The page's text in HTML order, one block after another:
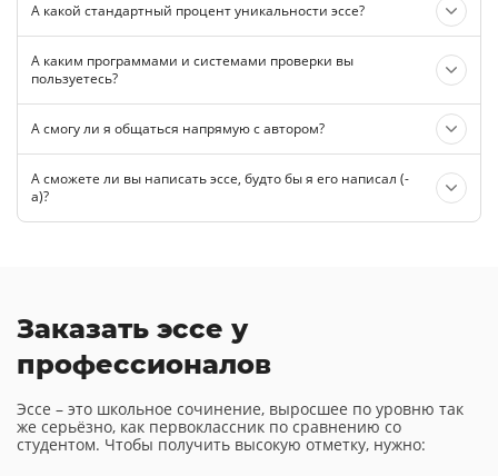
А какой стандартный процент уникальности эссе?
А каким программами и системами проверки вы
пользуетесь?
А смогу ли я общаться напрямую с автором?
А сможете ли вы написать эссе, будто бы я его написал (-
а)?
Заказать эссе у
профессионалов
Эссе – это школьное сочинение, выросшее по уровню так
же серьёзно, как первоклассник по сравнению со
студентом. Чтобы получить высокую отметку, нужно: